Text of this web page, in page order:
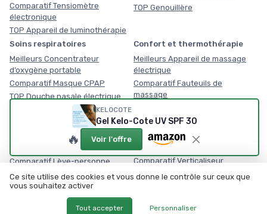
KELOCOTE
Gel Kelo-Cote UV SPF 30
🔥 Voir l'offre
Comparatif Tensiomètre
électronique
TOP Appareil de luminothérapie
TOP Genouillère
Soins respiratoires
Meilleurs Concentrateur
d’oxygène portable
Comparatif Masque CPAP
TOP Douche nasale électrique
Confort et thermothérapie
Meilleurs Appareil de massage
électrique
Comparatif Fauteuils de
massage
Équipement médical du
Meilleurs Planche de transfert
Comparatif Lève-personne
TOP Barre d'appui PMR
Mobilité senior et PMR
Meilleurs Marchepied avec main
courante
Comparatif Verticaliseur
Ce site utilise des cookies et vous donne le contrôle sur ceux que
vous souhaitez activer
Tout accepter Personnaliser